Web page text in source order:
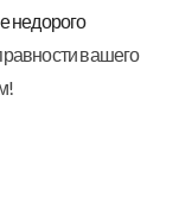
недорого
вашего